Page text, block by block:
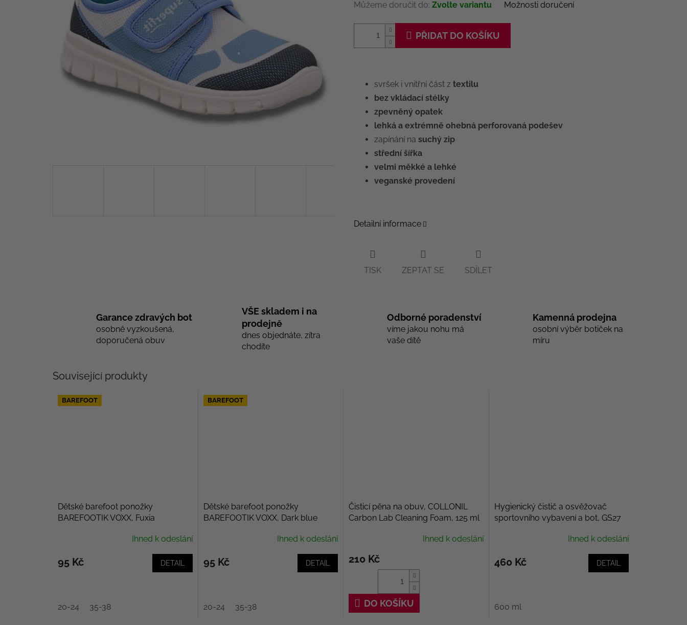
Můžeme doručit do: Zvolte variantu Možnosti doručení
PŘIDAT DO KOŠÍKU
svršek i vnitřní část z textilu
bez vkládací stélky
zpevněný opatek
lehká a extrémně ohebná perforovaná podešev
zapínání na suchý zip
střední šířka
velmi měkké a lehké
veganské provedení
Detailní informace
TISK ZEPTAT SE SDÍLET
Garance zdravých bot
osobně vyzkoušená,
doporučená obuv
VŠE skladem i na
prodejně
dnes objednáte, zítra
chodíte
Odborné poradenství
víme jakou nohu má
vaše dítě
Kamenná prodejna
osobní výběr botiček na
míru
Související produkty
BAREFOOT
Dětské barefoot ponožky
BAREFOOTIK VOXX, Fuxia
Ihned k odeslání
95 Kč DETAIL
20-24 35-38
BAREFOOT
Dětské barefoot ponožky
BAREFOOTIK VOXX, Dark blue
Ihned k odeslání
95 Kč DETAIL
20-24 35-38
Čisticí pěna na obuv, COLLONIL
Carbon Lab Cleaning Foam, 125 ml
Ihned k odeslání
210 Kč
DO KOŠÍKU
Hygienický čistič a osvěžovač
sportovního vybavení a bot, GS27
Ihned k odeslání
460 Kč DETAIL
600 ml